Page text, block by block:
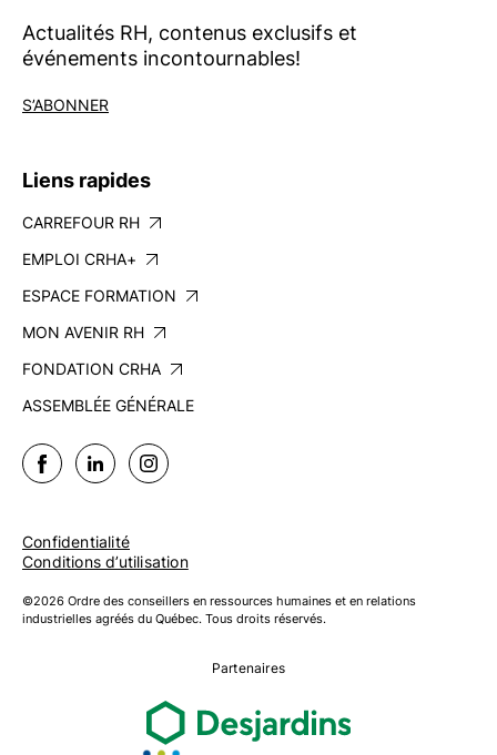
Actualités RH, contenus exclusifs et
événements incontournables!
S’ABONNER
Liens rapides
CARREFOUR RH
EMPLOI CRHA+
ESPACE FORMATION
MON AVENIR RH
FONDATION CRHA
ASSEMBLÉE GÉNÉRALE
Confidentialité
Conditions d’utilisation
©2026 Ordre des conseillers en ressources humaines et en relations
industrielles agréés du Québec. Tous droits réservés.
Partenaires